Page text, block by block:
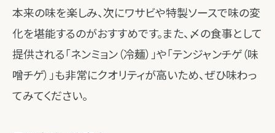
本来の味を楽しみ、次にワサビや特製ソースで味の変
化を堪能するのがおすすめです。また、〆の食事として
提供される「ネンミョン（冷麺）」や「テンジャンチゲ（味
噌チゲ）」も非常にクオリティが高いため、ぜひ味わっ
てみてください。